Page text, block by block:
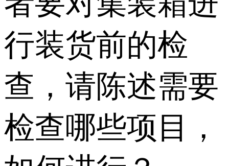
行装货前的检
查，请陈述需要
检查哪些项目，